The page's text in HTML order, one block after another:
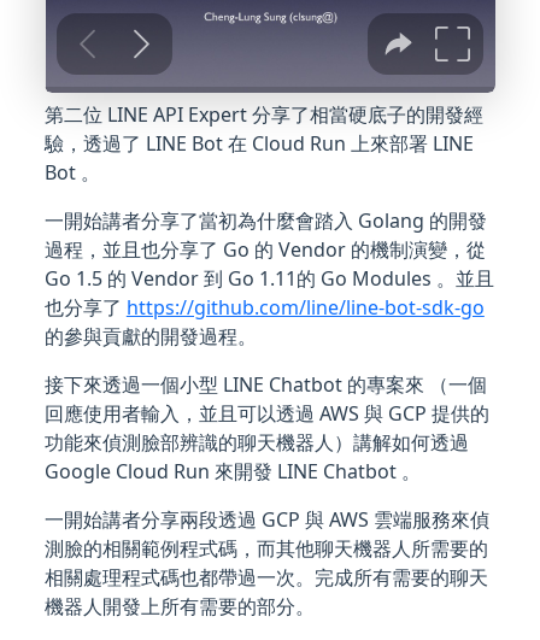
第二位 LINE API Expert 分享了相當硬底子的開發經
驗，透過了 LINE Bot 在 Cloud Run 上來部署 LINE
Bot 。
一開始講者分享了當初為什麼會踏入 Golang 的開發
過程，並且也分享了 Go 的 Vendor 的機制演變，從
Go 1.5 的 Vendor 到 Go 1.11的 Go Modules 。並且
也分享了 https://github.com/line/line-bot-sdk-go
的參與貢獻的開發過程。
接下來透過一個小型 LINE Chatbot 的專案來 （一個
回應使用者輸入，並且可以透過 AWS 與 GCP 提供的
功能來偵測臉部辨識的聊天機器人）講解如何透過
Google Cloud Run 來開發 LINE Chatbot 。
一開始講者分享兩段透過 GCP 與 AWS 雲端服務來偵
測臉的相關範例程式碼，而其他聊天機器人所需要的
相關處理程式碼也都帶過一次。完成所有需要的聊天
機器人開發上所有需要的部分。